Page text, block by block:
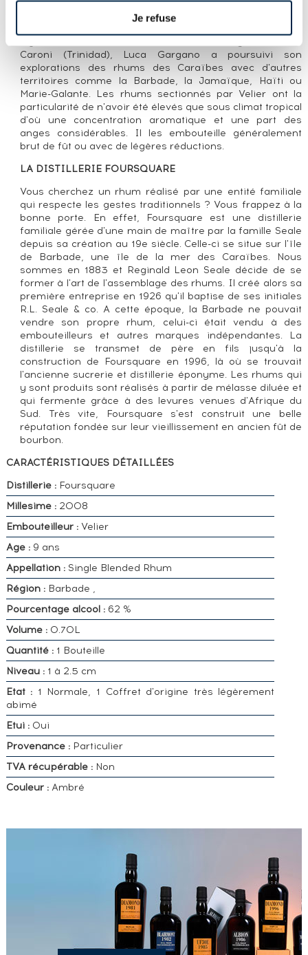
Je refuse
collectionneur de rhum, la rachète en 1986 et lance son
activité de négoce, d'abord avec le whisky en 1992 puis
légendaires de rhums de Demerara (Guyana) et de
Caroni (Trinidad), Luca Gargano a poursuivi son
explorations des rhums des Caraïbes avec d'autres
territoires comme la Barbade, la Jamaïque, Haïti ou
Marie-Galante. Les rhums sectionnés par Velier ont la
particularité de n'avoir été élevés que sous climat tropical
d'où une concentration aromatique et une part des
anges considérables. Il les embouteille généralement
brut de fût ou avec de légères réductions.
LA DISTILLERIE FOURSQUARE
Vous cherchez un rhum réalisé par une entité familiale
qui respecte les gestes traditionnels ? Vous frappez à la
bonne porte. En effet, Foursquare est une distillerie
familiale gérée d'une main de maître par la famille Seale
depuis sa création au 19e siècle. Celle-ci se situe sur l'île
de Barbade, une île de la mer des Caraïbes. Nous
sommes en 1883 et Reginald Leon Seale décide de se
former à l'art de l'assemblage des rhums. Il créé alors sa
première entreprise en 1926 qu'il baptise de ses initiales
R.L. Seale & co. A cette époque, la Barbade ne pouvait
vendre son propre rhum, celui-ci était vendu à des
embouteilleurs et autres marques indépendantes. La
distillerie se transmet de père en fils jusqu'à la
construction de Foursquare en 1996, là où se trouvait
l'ancienne sucrerie et distillerie éponyme. Les rhums qui
y sont produits sont réalisés à partir de mélasse diluée et
qui fermente grâce à des levures venues d'Afrique du
Sud. Très vite, Foursquare s'est construit une belle
réputation fondée sur leur vieillissement en ancien fût de
bourbon.
CARACTÉRISTIQUES DÉTAILLÉES
Distillerie :Foursquare
Millesime :2008
Embouteilleur :Velier
Age :9 ans
Appellation :Single Blended Rhum
Région : Barbade ,
Pourcentage alcool :62 %
Volume : 0.70L
Quantité :1 Bouteille
Niveau :1 à 2.5 cm
Etat : 1 Normale, 1 Coffret d'origine très légèrement
abimé
Etui :Oui
Provenance :Particulier
TVA récupérable :Non
Couleur :Ambré
POSSÉDEZ
SPIRITUEUX
IDENTIQUE